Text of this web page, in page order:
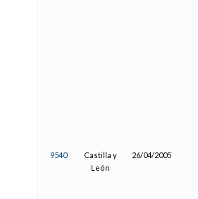
9540
Castilla y
León
26/04/2005